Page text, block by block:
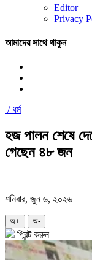
Editor
Privacy
আমাদের সাথে থাকুন
/ ধর্ম
হজ পালন শেষে
গেছেন ৪৮ জন
শনিবার, জুন ৬, ২০২৬
অ+ অ-
প্রিন্ট করুন